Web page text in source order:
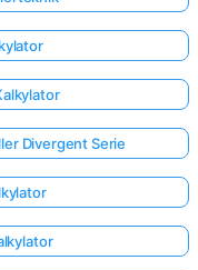
Divergent Serie